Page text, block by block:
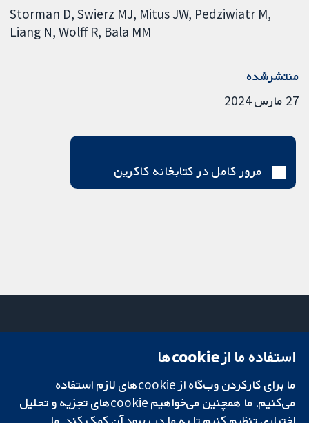
Storman D Swierz MJ Mitus JW Pedziwiatr M
Liang N Wolff R Bala MM
منتشرشده
27 مارس 2024
مرور کامل در کتابخانه کاکرین
تحقیقات قابل
اعتماد.
تصمیم‌گیری آگاهانه.
میدان کاوندیش
لندن
W1G 0AN
بریتانیا
دفتر رسانه‌ای
درباره ما
فرصت‌های
استفاده ما از cookie‌ها
ما برای کارکردن وب‌گاه از cookie‌های لازم استفاده
می‌کنیم. ما همچنین می‌خواهیم cookie‌های تجزیه و تحلیل